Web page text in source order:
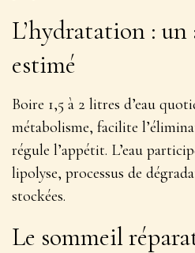
L’hydratation : un
estimé
Boire 1,5 à 2 litres d’eau
métabolisme, facilite
régule l’appétit. L’eau
lipolyse, processus de
stockées.
Le sommeil